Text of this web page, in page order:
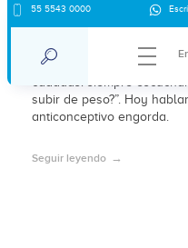
55 5543 0000
¿El implante
Cuando de métodos
caaaaasi siempre
subir de peso?”. Hoy
anticonceptivo engorda.
Seguir leyendo